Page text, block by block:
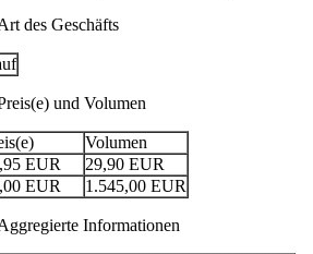
des Geschäfts
und Volumen
Volumen
EUR 29,90 EUR
EUR 1.545,00 EUR
Informationen